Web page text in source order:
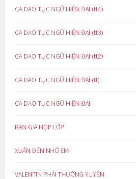
CA DAO TỤC NGỮ HIỆN ĐẠI (tt4)
CA DAO TỤC NGỮ HIỆN ĐẠI (tt3)
CA DAO TỤC NGỮ HIỆN ĐẠI (tt2)
CA DAO TỤC NGỮ HIỆN ĐẠI (tt)
CA DAO TỤC NGỮ HIỆN ĐẠI
BẠN GIÀ HỌP LỚP
XUÂN ĐẾN NHỚ EM
VALENTIN PHẢI THƯỜNG XUYÊN